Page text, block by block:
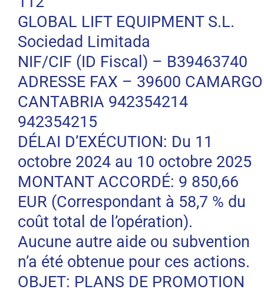
GLOBAL LIFT EQUIPMENT S.L.
Sociedad Limitada
NIF/CIF (ID Fiscal) – B39463740
ADRESSE FAX – 39600 CAMARGO
CANTABRIA 942354214
942354215
DÉLAI D’EXÉCUTION: Du 11
octobre 2024 au 10 octobre 2025
MONTANT ACCORDÉ: 9 850,66
EUR (Correspondant à 58,7 % du
coût total de l’opération).
Aucune autre aide ou subvention
n’a été obtenue pour ces actions.
OBJET: PLANS DE PROMOTION